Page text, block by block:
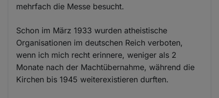
mehrfach die Messe besucht.
Schon im März 1933 wurden atheistische
Organisationen im deutschen Reich verboten,
wenn ich mich recht erinnere, weniger als 2
Monate nach der Machtübernahme, während die
Kirchen bis 1945 weiterexistieren durften.